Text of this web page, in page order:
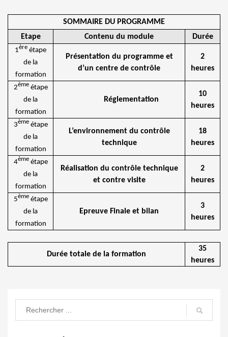
SOMMAIRE DU PROGRAMME
Etape
Contenu du module Durée
1ère étape
de la
formation
Présentation du programme et
d’un centre de contrôle
2
heures
2èmeétape
de la
formation
Réglementation
10
heures
3èmeétape
de la
formation
L’environnement du contrôle
technique
18
heures
4èmeétape
de la
formation
Réalisation du contrôle technique
et contre visite
2
heures
5èmeétape
de la
formation
Epreuve Finale et bilan
3
heures
Durée totale de la formation
35
heures